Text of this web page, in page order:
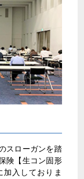
スローガンを踏
険【生コン固形
入しておりま